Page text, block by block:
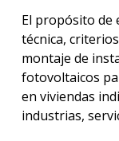
El propósito de
técnica,
montaje de
fotovoltaicos
en viviendas
industrias,